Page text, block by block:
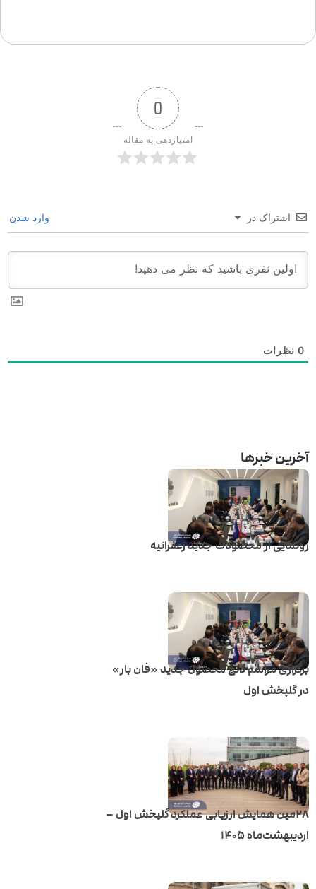
0
امتیازدهی به مقاله
اشتراک در وارد شدن
0نظرات
آخرین خبرها
رونمایی از محصولات جدید زعفرانیه
برگزاری مراسم لانچ محصول جدید «فان بار»
در گلپخش اول
۲۸مین همایش ارزیابی عملکرد گلپخش اول –
اردیبهشت‌ماه ۱۴۰۵